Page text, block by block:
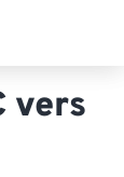
vers